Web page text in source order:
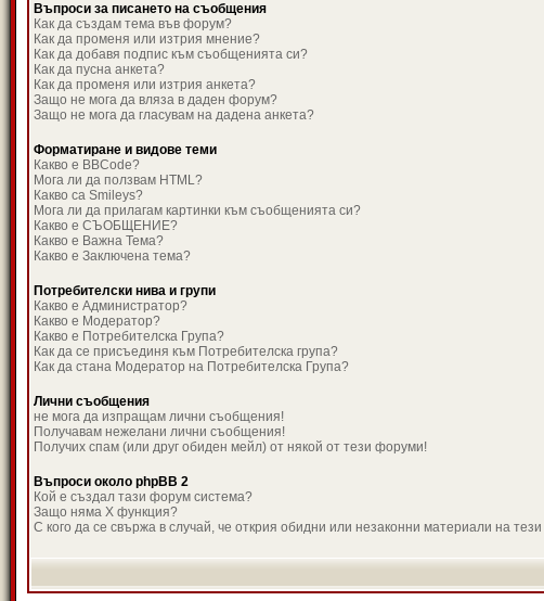
Въпроси за писането на съобщения
Как да създам тема във форум?
Как да променя или изтрия мнение?
Как да добавя подпис към съобщенията си?
Как да пусна анкета?
Как да променя или изтрия анкета?
Защо не мога да вляза в даден форум?
Защо не мога да гласувам на дадена анкета?
Форматиране и видове теми
Какво е BBCode?
Мога ли да ползвам HTML?
Какво са Smileys?
Мога ли да прилагам картинки към съобщенията си?
Какво е СЪОБЩЕНИЕ?
Какво е Важна Тема?
Какво е Заключена тема?
Потребителски нива и групи
Какво е Администратор?
Какво е Модератор?
Какво е Потребителска Група?
Как да се присъединя към Потребителска група?
Как да стана Модератор на Потребителска Група?
Лични съобщения
не мога да изпращам лични съобщения!
Получавам нежелани лични съобщения!
Получих спам (или друг обиден мейл) от някой от тези форуми!
Въпроси около phpBB 2
Кой е създал тази форум система?
Защо няма X функция?
С кого да се свържа в случай, че открия обидни или незаконни материали на